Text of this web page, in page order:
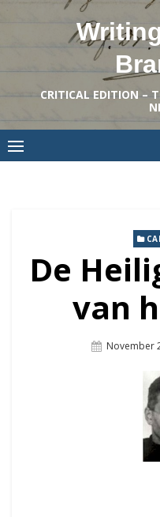
CRITICAL EDITION –
De
van
Posted
November